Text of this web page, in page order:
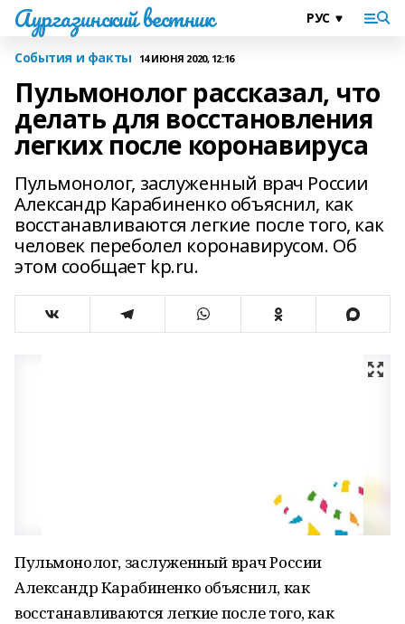
Аургазинский вестник
События и факты 14 ИЮНЯ 2020, 12:16
Пульмонолог рассказал, что
делать для восстановления
легких после коронавируса
Пульмонолог, заслуженный врач России
Александр Карабиненко объяснил, как
восстанавливаются легкие после того, как
человек переболел коронавирусом. Об
этом сообщает kp.ru.
Пульмонолог, заслуженный врач России
Александр Карабиненко объяснил, как
восстанавливаются легкие после того, как